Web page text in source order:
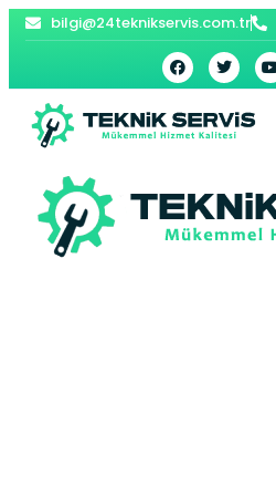
bilgi@24teknikservis.com.tr